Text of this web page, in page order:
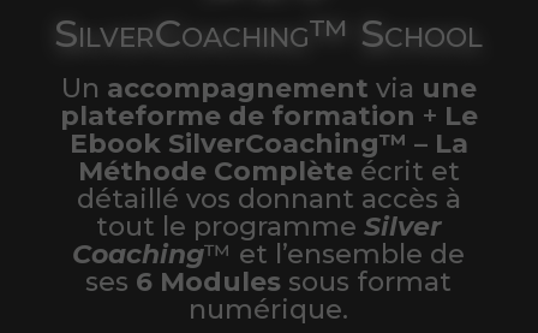
SilverCoaching™ School
Un accompagnement via une
plateforme de formation + Le
Ebook SilverCoaching™ – La
Méthode Complète écrit et
détaillé vos donnant accès à
tout le programmeSilver
Coaching™ et l’ensemble de
ses 6 Modules sous format
numérique.